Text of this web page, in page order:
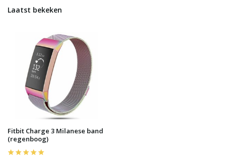
Laatst bekeken
Fitbit Charge 3 Milanese band
(regenboog)